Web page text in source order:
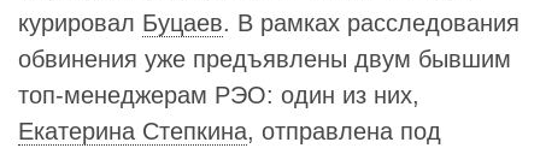
курировал Буцаев. В рамках расследования
обвинения уже предъявлены двум бывшим
топ-менеджерам РЭО: один из них,
Екатерина Степкина, отправлена под